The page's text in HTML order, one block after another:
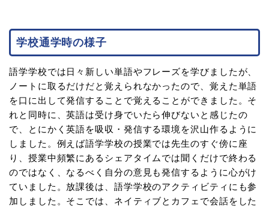
学校通学時の様子
語学学校では日々新しい単語やフレーズを学びましたが、
ノートに取るだけだと覚えられなかったので、覚えた単語
を口に出して発信することで覚えることができました。そ
れと同時に、英語は受け身でいたら伸びないと感じたの
で、とにかく英語を吸収・発信する環境を沢山作るように
しました。例えば語学学校の授業では先生のすぐ傍に座
り、授業中頻繁にあるシェアタイムでは聞くだけで終わる
のではなく、なるべく自分の意見も発信するように心がけ
ていました。放課後は、語学学校のアクティビティにも参
加しました。そこでは、ネイティブとカフェで会話をした